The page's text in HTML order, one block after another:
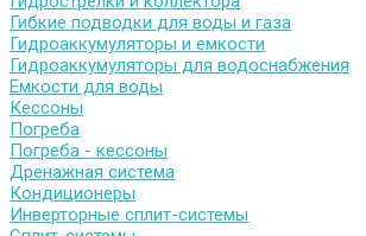
Гибкие подводки для воды и газа
Гидроаккумуляторы и емкости
Гидроаккумуляторы для водоснабжения
Емкости для воды
Кессоны
Погреба
Погреба - кессоны
Дренажная система
Кондиционеры
Инверторные сплит-системы